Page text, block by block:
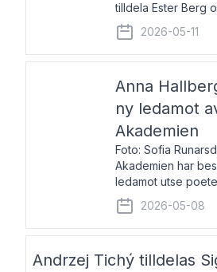
tilldela Ester Berg
Michaelsdotter
debutantpris för år
nyinstiftat och
2026-05-11
Anna
ny ledamot
Akademien
Foto: Sofia
Akademien har
ledamot utse
litteraturkritikern
efterträder poeten
stol 18 och
2026-05-08
Andrzej Tichý tilldelas